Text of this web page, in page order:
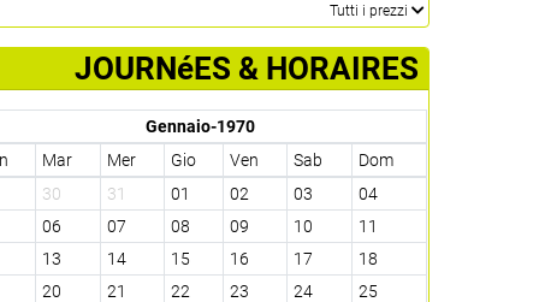
­Tutti i prezzi
JOURNéES & HORAIRES
Gennaio-1970
Mar Mer Gio Ven Sab
Dom
30 31 01 02 03
04
06 07 08 09 10
11
13 14 15 16 17
18
20 21 22 23 24
25